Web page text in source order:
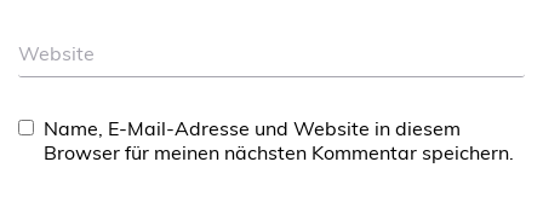
Website
Name, E-Mail-Adresse und Website in diesem
Browser für meinen nächsten Kommentar speichern.